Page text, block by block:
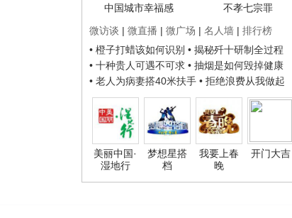
中国城市幸福感
不孝七宗罪
微访谈 | 微直播 | 微广场 | 名人墙 | 排行榜
• 橙子打蜡该如何识别 • 揭秘歼十研制全过程
• 十种贵人可遇不可求 • 抽烟是如何毁掉健康
• 老人为病妻搭40米扶手 • 拒绝浪费从我做起
美丽中国·
湿地行
梦想星搭
档
我要上春
晚
开门大吉